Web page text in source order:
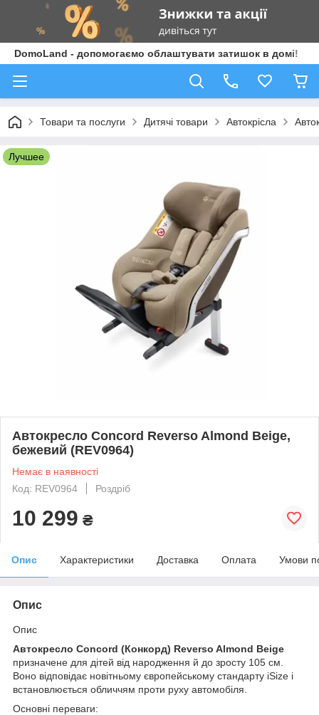
DomoLand - допомогаємо облаштувати затишок в домі!
Товари та послуги Дитячі товари Автокрісла
Лучшее
Автокресло Concord Reverso Almond Beige,
бежевий (REV0964)
Немає в наявності
Код: REV0964
Роздріб
10 299 ₴
Опис Характеристики Доставка Оплата Умови
Опис
Опис
Автокресло Concord (Конкорд) Reverso Almond Beige
призначене для дітей від народження й до зросту 105 см.
Воно відповідає новітньому європейському стандарту iSize і
встановлюється обличчям проти руху автомобіля.
Основні переваги: